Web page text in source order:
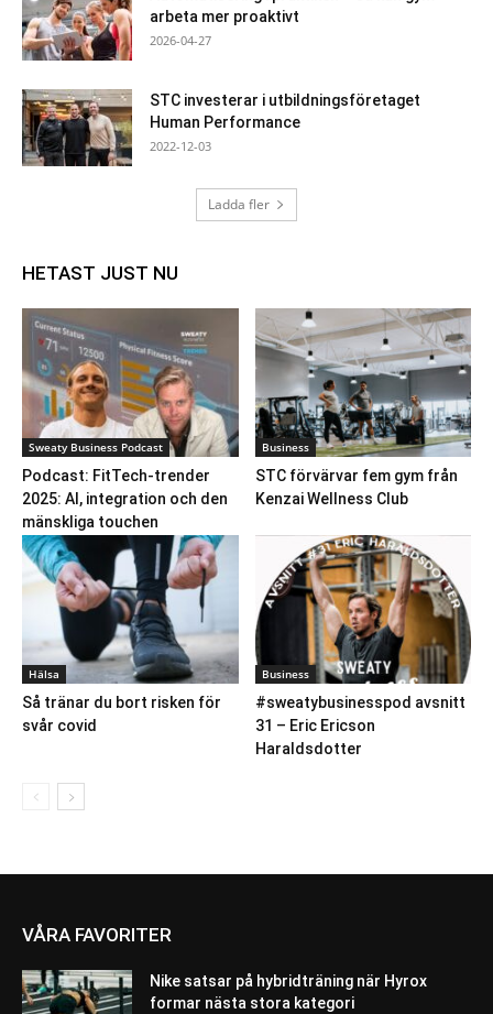
arbeta mer proaktivt
2026-04-27
STC investerar i utbildningsföretaget
Human Performance
2022-12-03
Ladda fler
HETAST JUST NU
Sweaty Business Podcast
Podcast: FitTech-trender
2025: AI, integration och den
mänskliga touchen
Business
STC förvärvar fem gym från
Kenzai Wellness Club
Hälsa
Så tränar du bort risken för
svår covid
Business
#sweatybusinesspod avsnitt
31 – Eric Ericson
Haraldsdotter
VÅRA FAVORITER
Nike satsar på hybridträning när Hyrox
formar nästa stora kategori